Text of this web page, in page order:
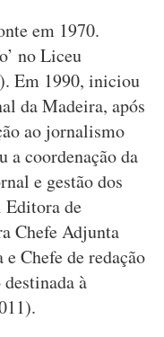
em 1970.
no Liceu
Em 1990, iniciou
da Madeira, após
ao jornalismo
a coordenação da
e gestão dos
Editora de
Chefe Adjunta
Chefe de redação
à